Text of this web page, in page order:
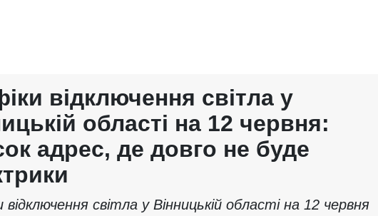
відключення світла у
області на 12 червня:
адрес, де довго не буде
відключення світла у Вінницькій області на 12 червня